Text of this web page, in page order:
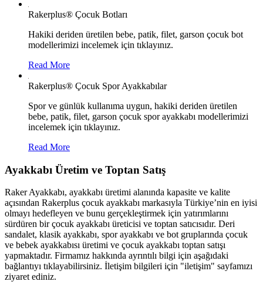
Rakerplus® Çocuk Botları
Hakiki deriden üretilen bebe, patik, filet, garson çocuk bot
modellerimizi incelemek için tıklayınız.
Read More
Rakerplus® Çocuk Spor Ayakkabılar
Spor ve günlük kullanıma uygun, hakiki deriden üretilen
bebe, patik, filet, garson çocuk spor ayakkabı modellerimizi
incelemek için tıklayınız.
Read More
Ayakkabı Üretim ve Toptan Satış
Raker Ayakkabı, ayakkabı üretimi alanında kapasite ve kalite
açısından Rakerplus çocuk ayakkabı markasıyla Türkiye’nin en iyisi
olmayı hedefleyen ve bunu gerçekleştirmek için yatırımlarını
sürdüren bir çocuk ayakkabı üreticisi ve toptan satıcısıdır. Deri
sandalet, klasik ayakkabı, spor ayakkabı ve bot gruplarında çocuk
ve bebek ayakkabısı üretimi ve çocuk ayakkabı toptan satışı
yapmaktadır. Firmamız hakkında ayrıntılı bilgi için aşağıdaki
bağlantıyı tıklayabilirsiniz. İletişim bilgileri için "iletişim" sayfamızı
ziyaret ediniz.